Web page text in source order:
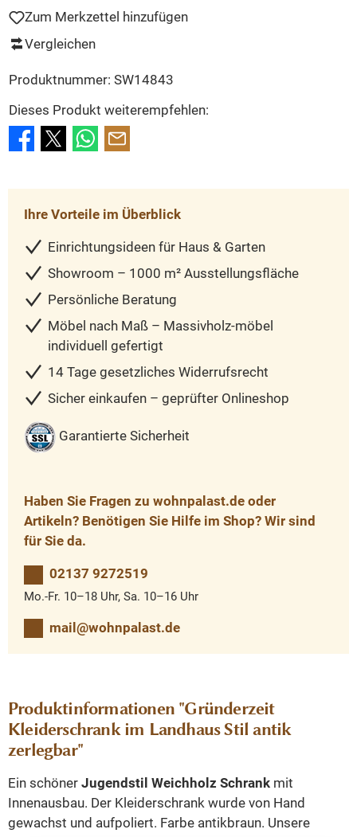
Zum Merkzettel hinzufügen
Vergleichen
Produktnummer: SW14843
Dieses Produkt weiterempfehlen:
Ihre Vorteile im Überblick
Einrichtungsideen für Haus & Garten
Showroom – 1000 m² Ausstellungsfläche
Persönliche Beratung
Möbel nach Maß – Massivholz-möbel
individuell gefertigt
14 Tage gesetzliches Widerrufsrecht
Sicher einkaufen – geprüfter Onlineshop
Garantierte Sicherheit
Haben Sie Fragen zu wohnpalast.de oder
Artikeln? Benötigen Sie Hilfe im Shop? Wir sind
für Sie da.
02137 9272519
Mo.-Fr. 10–18 Uhr, Sa. 10–16 Uhr
mail@wohnpalast.de
Produktinformationen "Gründerzeit
Kleiderschrank im Landhaus Stil antik
zerlegbar"
Ein schöner Jugendstil Weichholz Schrank mit
Innenausbau. Der Kleiderschrank wurde von Hand
gewachst und aufpoliert. Farbe antikbraun. Unsere